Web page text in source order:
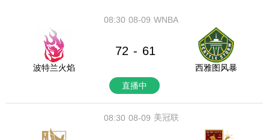
08-09
08:30 WNBA
波特兰火焰
72 - 61
西雅图风暴
直播中
08-09
08:30 美冠联